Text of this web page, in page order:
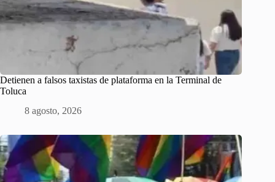
Detienen a falsos taxistas de plataforma en la Terminal de
Toluca
8 agosto, 2026